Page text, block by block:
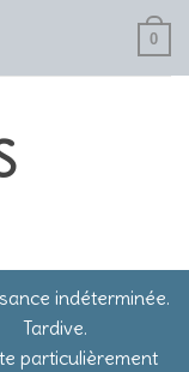
0
indéterminée.
Tardive.
particulièrement